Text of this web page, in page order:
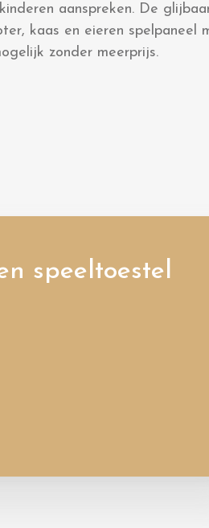
aanspreken. De
kaas en eieren spelpaneel
zonder meerprijs.
speeltoestel